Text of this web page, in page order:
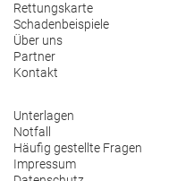
Rettungskarte
Schadenbeispiele
Über uns
Partner
Kontakt
Unterlagen
Notfall
Häufig gestellte Fragen
Impressum